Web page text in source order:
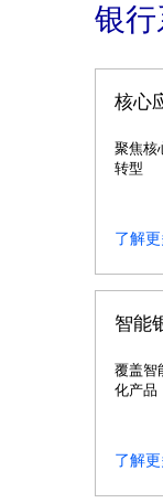
银
核心
聚焦核
转型
了解
智能
覆盖智
化产品
了解